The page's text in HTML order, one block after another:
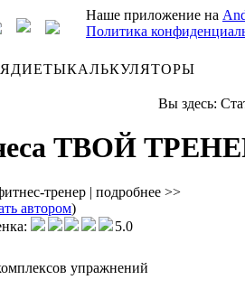
Наше приложение на
Политика
ДИЕТЫКАЛЬКУЛЯТОРЫ
Вы здесь:
ТВОЙ
тренер | подробнее >>
автором)
5.0